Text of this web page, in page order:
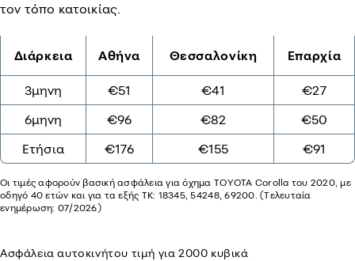
τον τόπο κατοικίας.
Διάρκεια Αθήνα Θεσσαλονίκη Επαρχία
3μηνη €51 €41
€27
6μηνη
€96 €82
€50
Ετήσια
€176 €155 €91
Οι τιμές αφορούν βασική ασφάλεια για όχημα TOYOTA Corolla του 2020, με
οδηγό 40 ετών και για τα εξής ΤΚ: 18345, 54248, 69200. (Τελευταία
ενημέρωση: 07/2026)
Ασφάλεια αυτοκινήτου τιμή για 2000 κυβικά